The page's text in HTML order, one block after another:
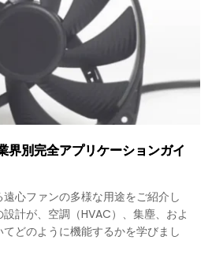
界別完全アプリケーションガイ
心ファンの多様な用途をご紹介し
計が、空調（HVAC）、集塵、およ
どのように機能するかを学びまし